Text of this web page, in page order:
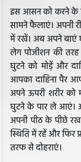
इस आसन को करने के
सामने फैलाएं। अपनी
में रखें। अब अपने बाएं
लेग पोजीशन की तरह
घुटने को मोड़ें और
आपका दाहिना पैर
अपने ऊपरी शरीर
घुटने के पार ले आएं।
अपनी पीठ के पीछे
स्थिति में रहें और फिर
तरफ से दोहराएं।